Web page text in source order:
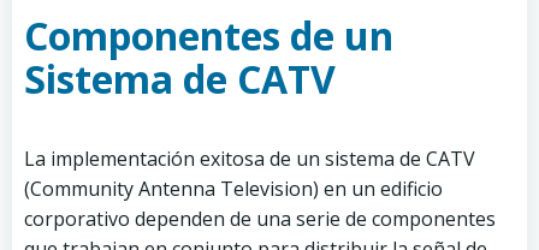
Componentes de un
Sistema de CATV
La implementación exitosa de un sistema de CATV
(Community Antenna Television) en un edificio
corporativo dependen de una serie de componentes